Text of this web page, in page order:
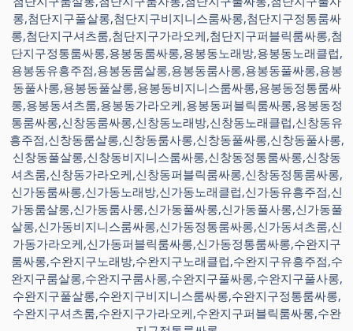
롱,첨단지구풀살롱,첨단지구비지니스룸싸롱,첨단지구정통룸싸
롱,첨단지구셔츠룸,첨단지구가라오케,첨단지구퍼블릭룸싸롱,첨
단지구정통룸싸롱,용봉동룸싸롱,용봉동노래방,용봉동노래클럽,
용봉동유흥주점,용봉동룸살롱,용봉동룸사롱,용봉동풀싸롱,용봉
동풀사롱,용봉동풀살롱,용봉동비지니스룸싸롱,용봉동정통룸싸
롱,용봉동셔츠룸,용봉동가라오케,용봉동퍼블릭룸싸롱,용봉동정
통룸싸롱,신창동룸싸롱,신창동노래방,신창동노래클럽,신창동유
흥주점,신창동룸살롱,신창동룸사롱,신창동풀싸롱,신창동풀사롱,
신창동풀살롱,신창동비지니스룸싸롱,신창동정통룸싸롱,신창동
셔츠룸,신창동가라오케,신창동퍼블릭룸싸롱,신창동정통룸싸롱,
신가동룸싸롱,신가동노래방,신가동노래클럽,신가동유흥주점,신
가동룸살롱,신가동룸사롱,신가동풀싸롱,신가동풀사롱,신가동풀
살롱,신가동비지니스룸싸롱,신가동정통룸싸롱,신가동셔츠룸,신
가동가라오케,신가동퍼블릭룸싸롱,신가동정통룸싸롱,수완지구
룸싸롱,수완지구노래방,수완지구노래클럽,수완지구유흥주점,수
완지구룸살롱,수완지구룸사롱,수완지구풀싸롱,수완지구풀사롱,
수완지구풀살롱,수완지구비지니스룸싸롱,수완지구정통룸싸롱,
수완지구셔츠룸,수완지구가라오케,수완지구퍼블릭룸싸롱,수완